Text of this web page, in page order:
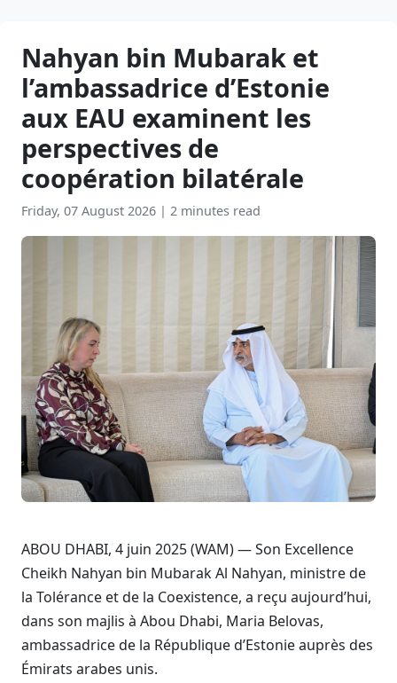
Nahyan bin Mubarak et
l’ambassadrice d’Estonie
aux EAU examinent les
perspectives de
coopération bilatérale
Friday, 07 August 2026 | 2 minutes read
ABOU DHABI, 4 juin 2025 (WAM) — Son Excellence
Cheikh Nahyan bin Mubarak Al Nahyan, ministre de
la Tolérance et de la Coexistence, a reçu aujourd’hui,
dans son majlis à Abou Dhabi, Maria Belovas,
ambassadrice de la République d’Estonie auprès des
Émirats arabes unis.